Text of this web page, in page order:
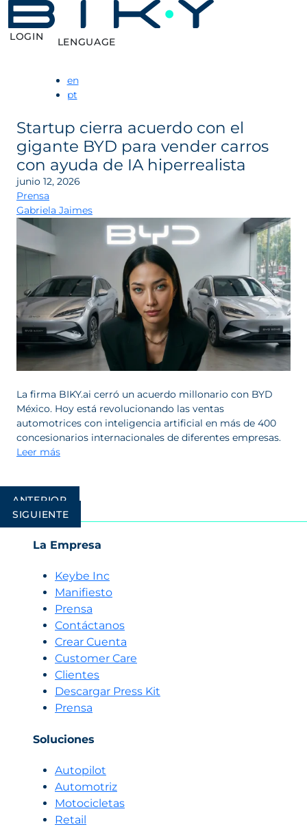
LOGIN LENGUAGE
en
pt
Startup cierra acuerdo con el
gigante BYD para vender carros
con ayuda de IA hiperrealista
junio 12, 2026
Prensa
Gabriela Jaimes
La firma BIKY.ai cerró un acuerdo millonario con BYD
México. Hoy está revolucionando las ventas
automotrices con inteligencia artificial en más de 400
concesionarios internacionales de diferentes empresas.
Leer más
Navegación
de
entradas
ANTERIOR
SIGUIENTE
La Empresa
Keybe Inc
Manifiesto
Prensa
Contáctanos
Crear Cuenta
Customer Care
Clientes
Descargar Press Kit
Prensa
Soluciones
Autopilot
Automotriz
Motocicletas
Retail